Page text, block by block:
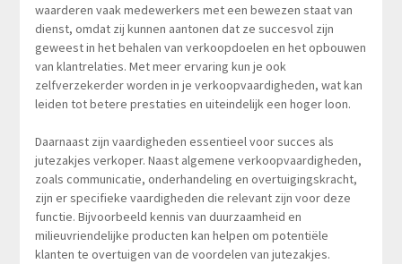
waarderen vaak medewerkers met een bewezen staat van
dienst, omdat zij kunnen aantonen dat ze succesvol zijn
geweest in het behalen van verkoopdoelen en het opbouwen
van klantrelaties. Met meer ervaring kun je ook
zelfverzekerder worden in je verkoopvaardigheden, wat kan
leiden tot betere prestaties en uiteindelijk een hoger loon.
Daarnaast zijn vaardigheden essentieel voor succes als
jutezakjes verkoper. Naast algemene verkoopvaardigheden,
zoals communicatie, onderhandeling en overtuigingskracht,
zijn er specifieke vaardigheden die relevant zijn voor deze
functie. Bijvoorbeeld kennis van duurzaamheid en
milieuvriendelijke producten kan helpen om potentiële
klanten te overtuigen van de voordelen van jutezakjes.